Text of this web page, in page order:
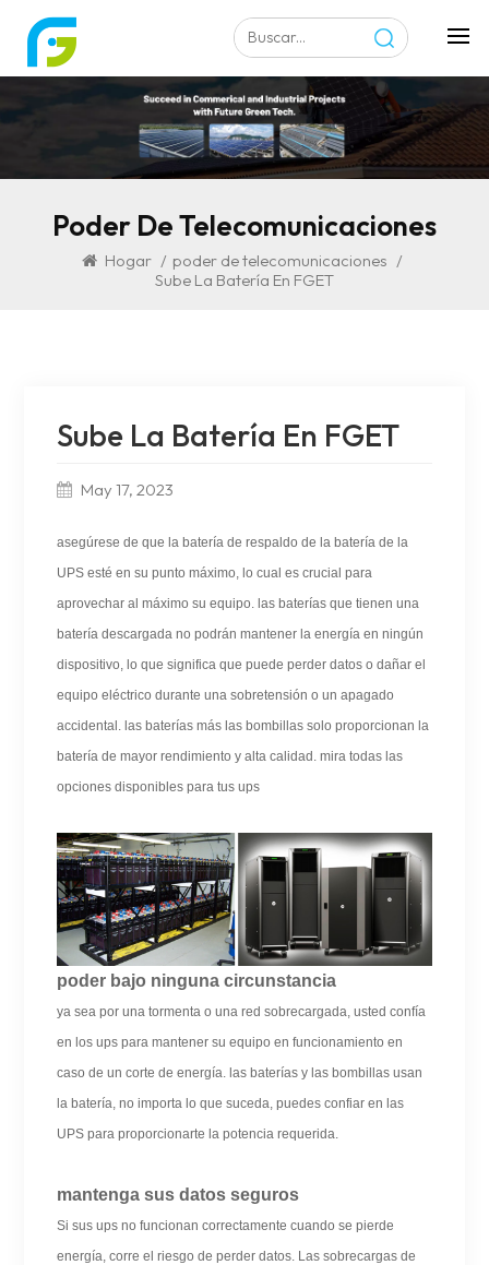
Poder De Telecomunicaciones
Hogar / poder de telecomunicaciones /
Sube La Batería En FGET
Sube La Batería En FGET
May 17, 2023
asegúrese de que la batería de respaldo de la batería de la
UPS esté en su punto máximo, lo cual es crucial para
aprovechar al máximo su equipo. las baterías que tienen una
batería descargada no podrán mantener la energía en ningún
dispositivo, lo que significa que puede perder datos o dañar el
equipo eléctrico durante una sobretensión o un apagado
accidental. las baterías más las bombillas solo proporcionan la
batería de mayor rendimiento y alta calidad. mira todas las
opciones disponibles para tus ups
poder bajo ninguna circunstancia
ya sea por una tormenta o una red sobrecargada, usted confía
en los ups para mantener su equipo en funcionamiento en
caso de un corte de energía. las baterías y las bombillas usan
la batería, no importa lo que suceda, puedes confiar en las
UPS para proporcionarte la potencia requerida.
mantenga sus datos seguros
Si sus ups no funcionan correctamente cuando se pierde
energía, corre el riesgo de perder datos. Las sobrecargas de